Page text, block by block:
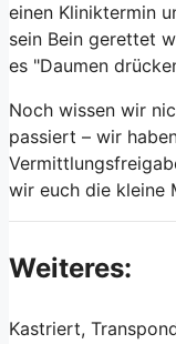
einen Kliniktermin
sein Bein gerettet
es "Daumen
Noch wissen wir
passiert – wir
wir euch die kleine
Weiteres:
Kastriert,